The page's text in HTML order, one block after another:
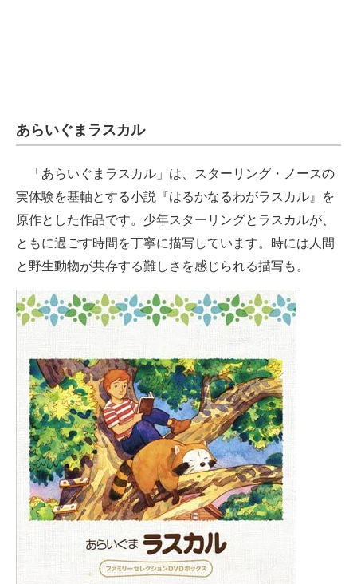
あらいぐまラスカル
「あらいぐまラスカル」は、スターリング・ノースの
実体験を基軸とする小説『はるかなるわがラスカル』を
原作とした作品です。少年スターリングとラスカルが、
ともに過ごす時間を丁寧に描写しています。時には人間
と野生動物が共存する難しさを感じられる描写も。